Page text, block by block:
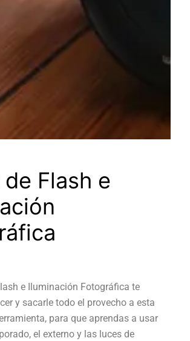
Flash e
e Iluminación Fotográfica te
y sacarle todo el provecho a esta
para que aprendas a usar
el externo y las luces de